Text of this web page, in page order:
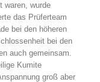
waren, wurde
das Prüferteam
bei den höheren
bei den
auch gemeinsam.
Kumite
groß aber